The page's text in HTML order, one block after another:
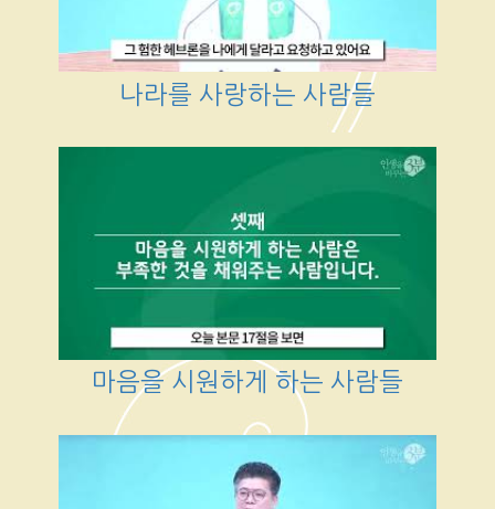
나라를 사랑하는 사람들
마음을 시원하게 하는 사람들